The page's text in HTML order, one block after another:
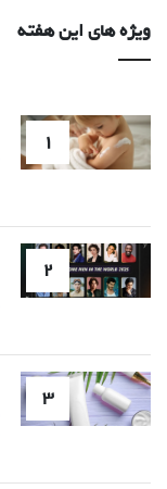
ویژه های این هفته
1
2
3